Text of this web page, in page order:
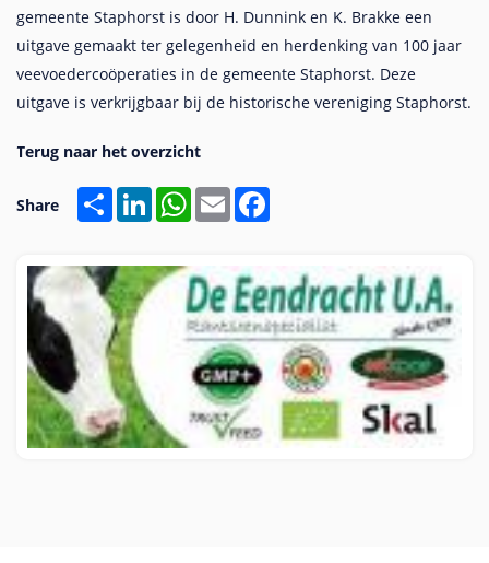
gemeente Staphorst is door H. Dunnink en K. Brakke een
uitgave gemaakt ter gelegenheid en herdenking van 100 jaar
veevoedercoöperaties in de gemeente Staphorst. Deze
uitgave is verkrijgbaar bij de historische vereniging Staphorst.
Share Share LinkedInWhatsApp
Email